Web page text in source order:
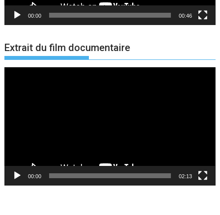
00:00 00:46
Extrait du film documentaire
00:00 02:13